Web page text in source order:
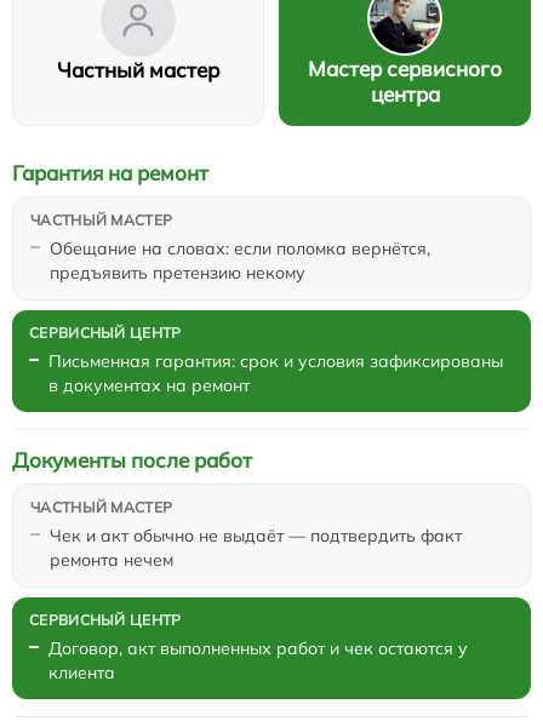
Частный мастер
Мастер сервисного
центра
Обещание на словах: если поломка вернётся,
предъявить претензию некому
Гарантия на ремонт
Письменная гарантия: срок и условия зафиксированы
в документах на ремонт
Чек и акт обычно не выдаёт — подтвердить факт
ремонта нечем
Документы после работ
Договор, акт выполненных работ и чек остаются у
клиента